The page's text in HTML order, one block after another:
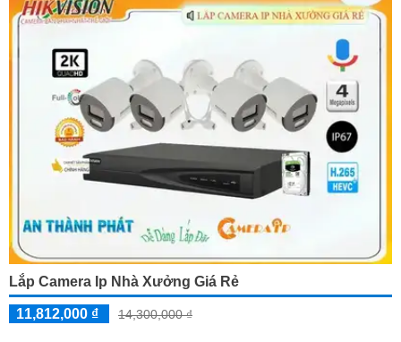
Lắp Camera Ip Nhà Xưởng Giá Rẻ
11,812,000 ₫ 14,300,000 ₫